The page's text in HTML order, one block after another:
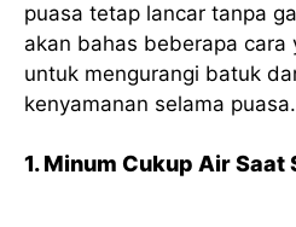
puasa tetap lancar tanpa
akan bahas beberapa cara
untuk mengurangi batuk
kenyamanan selama
1. Minum Cukup Air Saat